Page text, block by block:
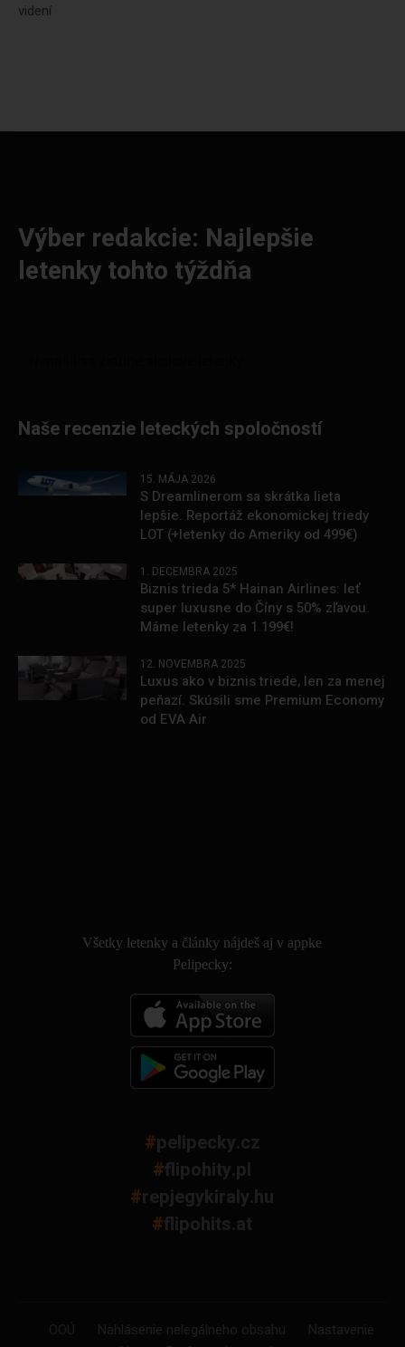
videní
Výber redakcie: Najlepšie
letenky tohto týždňa
Naše recenzie leteckých spoločností
15. MÁJA 2026
S Dreamlinerom sa skrátka lieta
lepšie. Reportáž ekonomickej triedy
LOT (+letenky do Ameriky od 499€)
1. DECEMBRA 2025
Biznis trieda 5* Hainan Airlines: leť
super luxusne do Číny s 50% zľavou.
Máme letenky za 1 199€!
12. NOVEMBRA 2025
Luxus ako v biznis triede, len za menej
peňazí. Skúsili sme Premium Economy
od EVA Air
Všetky letenky a články nájdeš aj v appke
Pelipecky:
#pelipecky.cz
#flipohity.pl
#repjegykiraly.hu
#flipohits.at
OOÚ Nahlásenie nelegálneho obsahu
Nastavenie